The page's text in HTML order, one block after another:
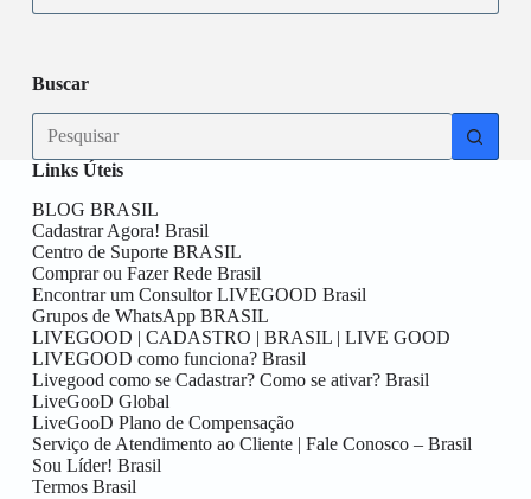
Buscar
Links Úteis
BLOG BRASIL
Cadastrar Agora! Brasil
Centro de Suporte BRASIL
Comprar ou Fazer Rede Brasil
Encontrar um Consultor LIVEGOOD Brasil
Grupos de WhatsApp BRASIL
LIVEGOOD | CADASTRO | BRASIL | LIVE GOOD
LIVEGOOD como funciona? Brasil
Livegood como se Cadastrar? Como se ativar? Brasil
LiveGooD Global
LiveGooD Plano de Compensação
Serviço de Atendimento ao Cliente | Fale Conosco – Brasil
Sou Líder! Brasil
Termos Brasil